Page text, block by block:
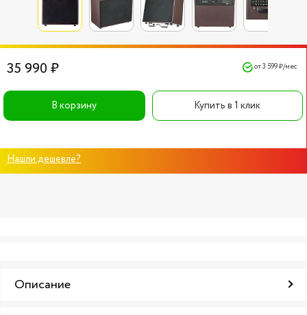
35 990 ₽ от 3 599 ₽/мес
В корзину Купить в 1 клик
Нашли дешевле?
Описание